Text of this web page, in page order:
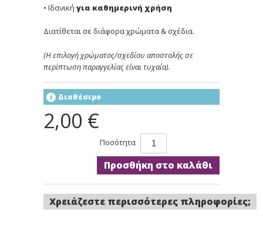
• Ιδανική για καθημερινή χρήση
Διατίθεται σε διάφορα χρώματα & σχέδια.
(Η επιλογή χρώματος/σχεδίου αποστολής σε
περίπτωση παραγγελίας είναι τυχαία).
Διαθέσιμο
2,00 €
Ποσότητα
Προσθήκη στο καλάθι
Χρειάζεστε περισσότερες πληροφορίες;